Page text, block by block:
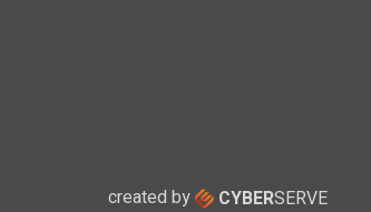
created by CYBERSERVE